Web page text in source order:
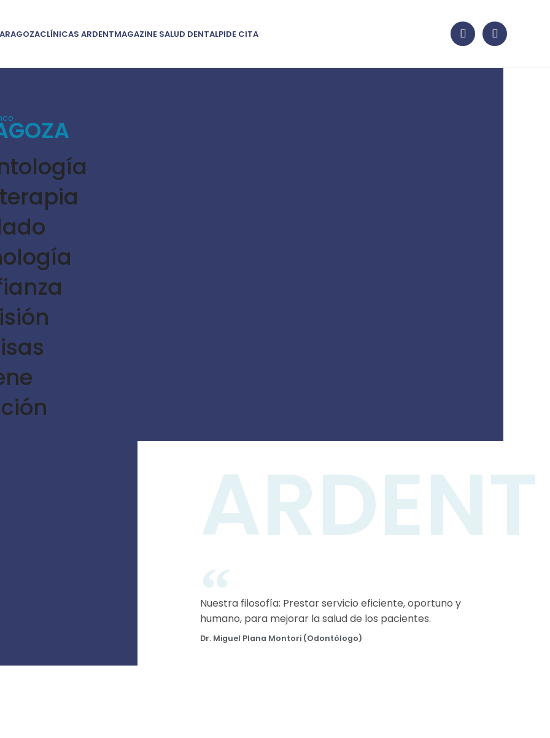
CLÍNICAS ARDENTMAGAZINE SALUD DENTALPIDE CITA
ARDENT
Te ayudamos a
sonreír
Nuestra filosofía: Prestar servicio eficiente, oportuno y
humano, para mejorar la salud de los pacientes.
Dr. Miguel Plana Montori (Odontólogo)